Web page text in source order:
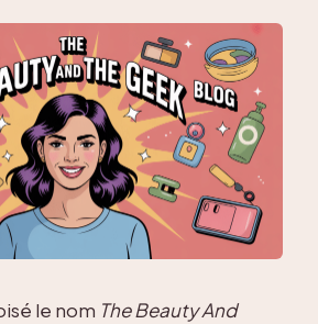
le nom The Beauty And